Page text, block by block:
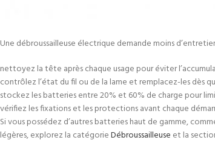
Une débroussailleuse électrique demande moins
nettoyez la tête après chaque usage pour éviter
contrôlez l’état du fil ou de la lame et remplacez-les dès
stockez les batteries entre 20% et 60% de charge pour
vérifiez les fixations et les protections avant chaque
Si vous possédez d’autres batteries haut de gamme,
légères, explorez la catégorieDébroussailleuse et la